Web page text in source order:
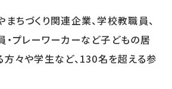
ちづくり関連企業、学校教職員、
・プレーワーカーなど子どもの居
方々や学生など、130名を超える参